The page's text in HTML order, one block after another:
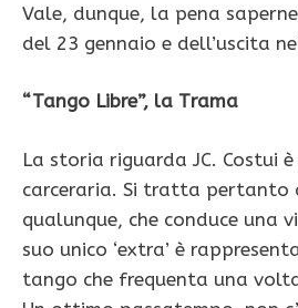
Vale, dunque, la pena
del 23 gennaio e dell’uscita
“Tango Libre”, la Trama
La storia riguarda JC. Costui
carceraria. Si tratta pertanto
qualunque, che conduce una
suo unico ‘extra’ è
tango che frequenta una